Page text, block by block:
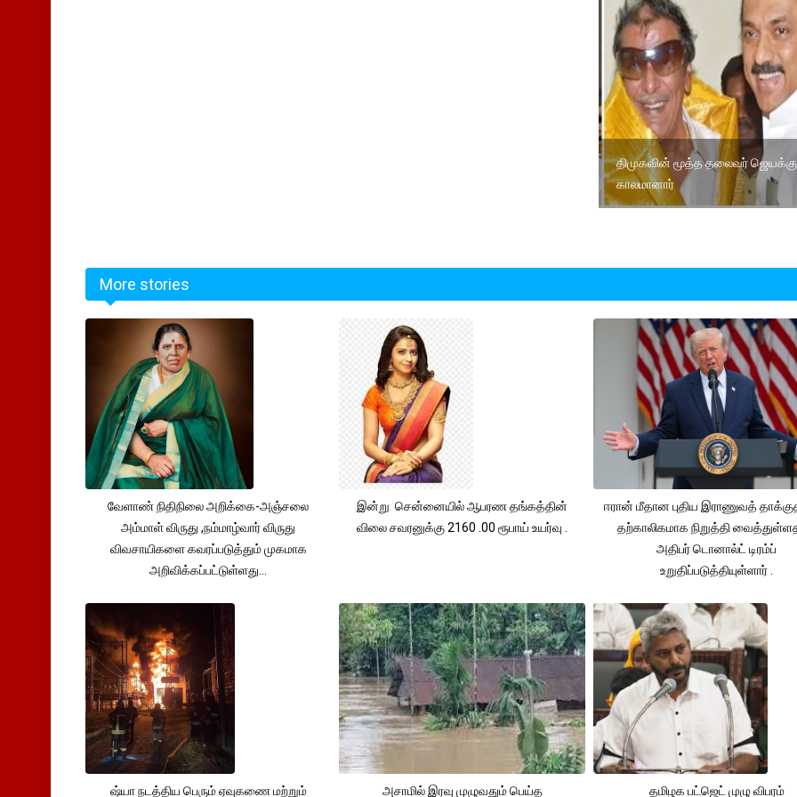
திமுகவின் மூத்த தலைவர்
காலமானார்
More stories
வேளாண் நிதிநிலை அறிக்கை-அஞ்சலை
அம்மாள் விருது ,நம்மாழ்வார் விருது
விவசாயிகளை கவரப்படுத்தும் முகமாக
அறிவிக்கப்பட்டுள்ளது...
இன்று சென்னையில் ஆபரண தங்கத்தின்
விலை சவரனுக்கு 2160 .00 ரூபாய் உயர்வு .
ஈரான் மீதான புதிய இராணுவத்
தற்காலிகமாக நிறுத்தி
அதிபர் டொனால்ட் டிரம்ப்
உறுதிப்படுத்தியுள்ளார் .
ஷ்யா நடத்திய பெரும் ஏவுகணை மற்றும் அசாமில் இரவு முழுவதும் பெய்த தமிழக பட்ஜெட் முழு விபரம்